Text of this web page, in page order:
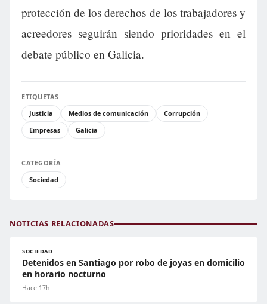
protección de los derechos de los trabajadores y
acreedores seguirán siendo prioridades en el
debate público en Galicia.
ETIQUETAS
Justicia
Medios de comunicación
Corrupción
Empresas
Galicia
CATEGORÍA
Sociedad
NOTICIAS RELACIONADAS
SOCIEDAD
Detenidos en Santiago por robo de joyas en domicilio
en horario nocturno
Hace 17h